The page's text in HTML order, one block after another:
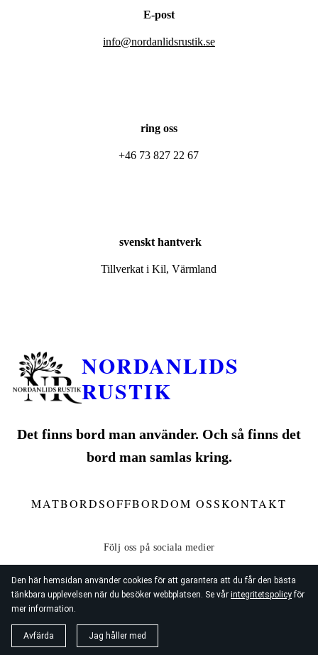
Den här hemsidan använder cookies för att garantera att du får den bästa
tänkbara upplevelsen när du besöker webbplatsen. Se vår integritetspolicyför
mer information.
Avfärda Jag håller med
E-post
info@nordanlidsrustik.se
ring oss
+46 73 827 22 67
svenskt hantverk
Tillverkat i Kil, Värmland
NORDANLIDS
RUSTIK
Det finns bord man använder. Och så finns det
bord man samlas kring.
MATBORDSOFFBORDOM OSSKONTAKT
© 2026Nordanlids Rustik